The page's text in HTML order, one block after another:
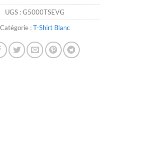
UGS :G5000TSEVG
Catégorie :T-Shirt Blanc